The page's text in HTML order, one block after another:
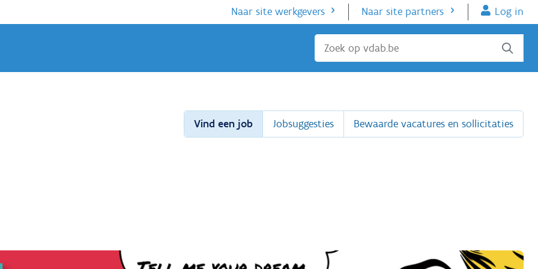
Naar site werkgevers Naar site partners Log in
Sluiten
Vind een job Jobsuggesties Bewaarde vacatures en sollicitaties